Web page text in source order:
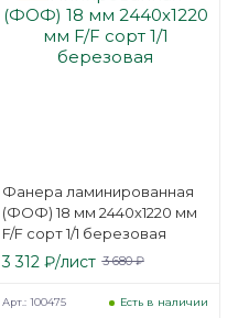
Фанера ламинированная
(ФОФ) 18 мм 2440х1220 мм
F/F сорт 1/1 березовая
3 312 ₽/лист 3 680₽
Есть в наличии
Арт.: 100475